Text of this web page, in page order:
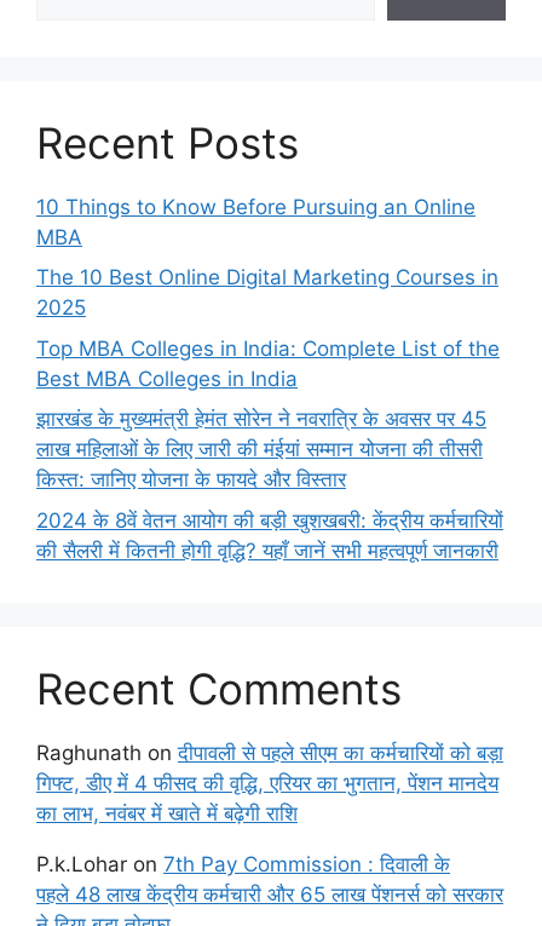
Recent Posts
10 Things to Know Before Pursuing an Online
MBA
The 10 Best Online Digital Marketing Courses in
2025
Top MBA Colleges in India: Complete List of the
Best MBA Colleges in India
झारखंड के मुख्यमंत्री हेमंत सोरेन ने नवरात्रि के अवसर पर 45
लाख महिलाओं के लिए जारी की मंईयां सम्मान योजना की तीसरी
किस्त: जानिए योजना के फायदे और विस्तार
2024 के 8वें वेतन आयोग की बड़ी खुशखबरी: केंद्रीय कर्मचारियों
की सैलरी में कितनी होगी वृद्धि? यहाँ जानें सभी महत्वपूर्ण जानकारी
Recent Comments
Raghunath onदीपावली से पहले सीएम का कर्मचारियों को बड़ा
गिफ्ट, डीए में 4 फीसद की वृद्धि, एरियर का भुगतान, पेंशन मानदेय
का लाभ, नवंबर में खाते में बढ़ेगी राशि
P.k.Lohar on 7th Pay Commission : दिवाली के
पहले 48 लाख केंद्रीय कर्मचारी और 65 लाख पेंशनर्स को सरकार